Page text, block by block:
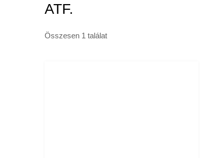
ATF.
Összesen 1 találat